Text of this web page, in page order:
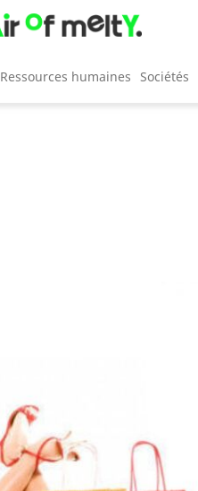
Ressources humaines Sociétés